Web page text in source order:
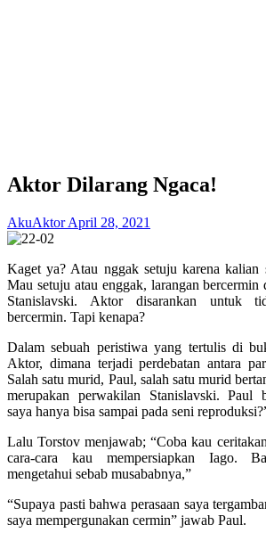
Aktor Dilarang Ngaca!
AkuAktorApril 28, 2021
Kaget ya? Atau nggak setuju karena kalian
Mau setuju atau enggak, larangan bercermin
Stanislavski. Aktor disarankan untuk
bercermin. Tapi kenapa?
Dalam sebuah peristiwa yang tertulis di
Aktor, dimana terjadi perdebatan antara
Salah satu murid, Paul, salah satu murid
merupakan perwakilan Stanislavski. Paul
saya hanya bisa sampai pada seni
Lalu Torstov menjawab; “Coba kau
cara-cara kau mempersiapkan Iago.
mengetahui sebab musababnya,”
“Supaya pasti bahwa perasaan saya
saya mempergunakan cermin” jawab Paul.